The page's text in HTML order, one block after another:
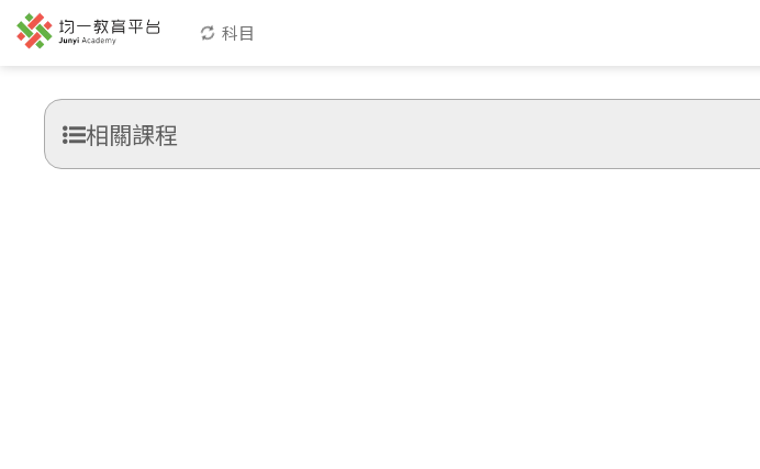
科目
相關課程